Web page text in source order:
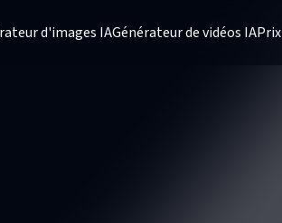
d'images IAGénérateur de vidéos IAPrix